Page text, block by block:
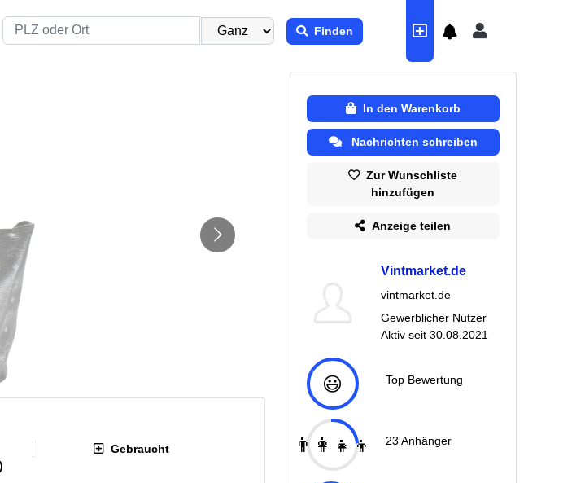
Finden
Gebraucht
In den Warenkorb
Nachrichten schreiben
Zur Wunschliste
hinzufügen
Anzeige teilen
Vintmarket.de
vintmarket.de
Gewerblicher Nutzer
Aktiv seit 30.08.2021
😃 Top Bewertung
👨‍👩‍👧‍👦 23 Anhänger